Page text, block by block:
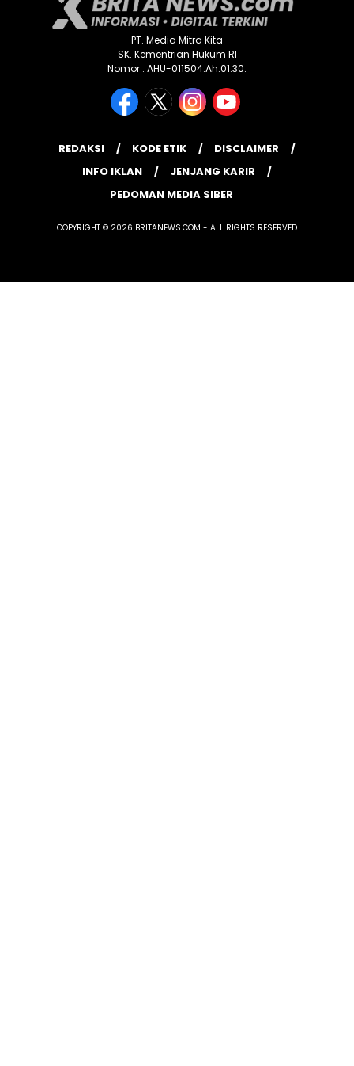
PT. Media Mitra Kita
SK. Kementrian Hukum RI
Nomor : AHU-011504.Ah.01.30.
REDAKSI KODE ETIK
DISCLAIMER
INFO IKLAN
JENJANG KARIR
PEDOMAN MEDIA SIBER
COPYRIGHT © 2026 BRITANEWS.COM - ALL RIGHTS RESERVED